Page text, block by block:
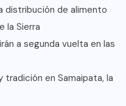
distribución de alimento
la Sierra
a segunda vuelta en las
tradición en Samaipata, la